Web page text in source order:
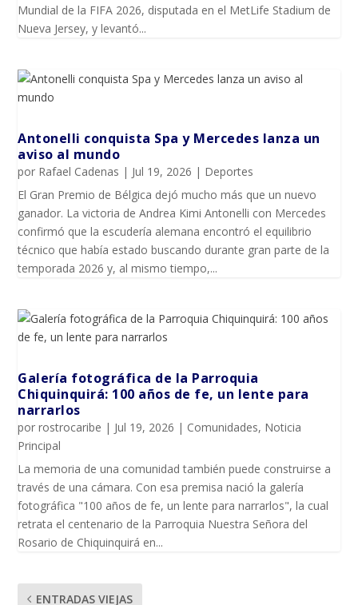
Mundial de la FIFA 2026, disputada en el MetLife Stadium de
Nueva Jersey, y levantó...
Antonelli conquista Spa y Mercedes lanza un
aviso al mundo
por Rafael Cadenas | Jul 19, 2026 | Deportes
El Gran Premio de Bélgica dejó mucho más que un nuevo
ganador. La victoria de Andrea Kimi Antonelli con Mercedes
confirmó que la escudería alemana encontró el equilibrio
técnico que había estado buscando durante gran parte de la
temporada 2026 y, al mismo tiempo,...
Galería fotográfica de la Parroquia
Chiquinquirá: 100 años de fe, un lente para
narrarlos
porrostrocaribe | Jul 19, 2026 | Comunidades, Noticia
Principal
La memoria de una comunidad también puede construirse a
través de una cámara. Con esa premisa nació la galería
fotográfica "100 años de fe, un lente para narrarlos", la cual
retrata el centenario de la Parroquia Nuestra Señora del
Rosario de Chiquinquirá en...
ENTRADAS VIEJAS